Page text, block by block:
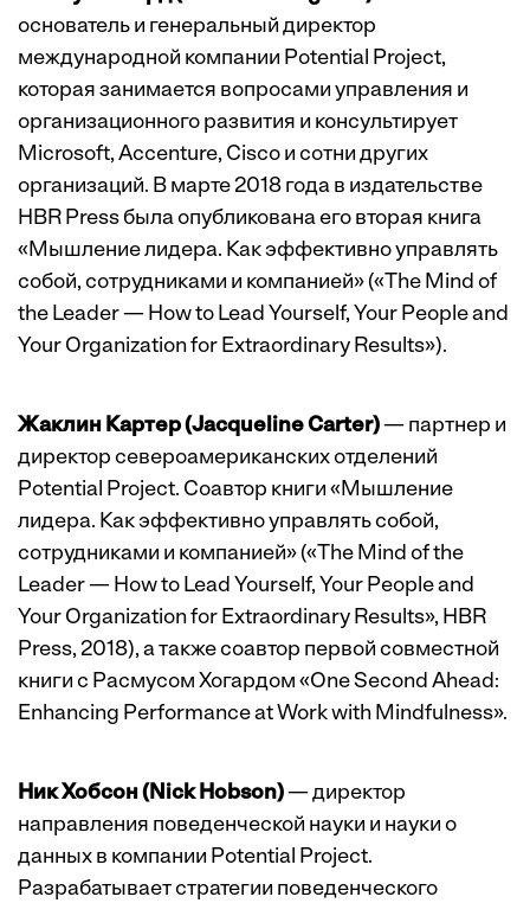
основатель и генеральный директор
международной компании Potential Project,
которая занимается вопросами управления и
организационного развития и консультирует
Microsoft, Accenture, Cisco и сотни других
организаций. В марте 2018 года в издательстве
HBR Press была опубликована его вторая книга
«Мышление лидера. Как эффективно управлять
собой, сотрудниками и компанией» («The Mind of
the Leader — How to Lead Yourself, Your People and
Your Organization for Extraordinary Results»).
Жаклин Картер (Jacqueline Carter)— партнер и
директор североамериканских отделений
Potential Project. Соавтор книги «Мышление
лидера. Как эффективно управлять собой,
сотрудниками и компанией» («The Mind of the
Leader — How to Lead Yourself, Your People and
Your Organization for Extraordinary Results», HBR
Press, 2018), а также соавтор первой совместной
книги с Расмусом Хогардом «One Second Ahead:
Enhancing Performance at Work with Mindfulness».
Ник Хобсон (Nick Hobson)— директор
направления поведенческой науки и науки о
данных в компании Potential Project.
Разрабатывает стратегии поведенческого